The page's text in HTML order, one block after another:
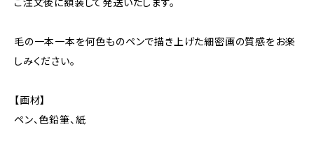
ご注文後に額装して発送いたします。
毛の一本一本を何色ものペンで描き上げた細密画の質感をお楽
しみください。
【画材】
ペン、色鉛筆、紙